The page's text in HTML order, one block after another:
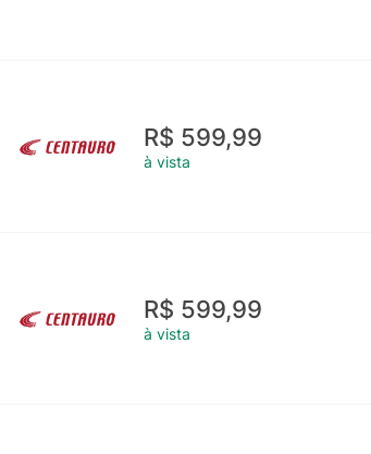
R$ 599,99
à vista
R$ 599,99
à vista